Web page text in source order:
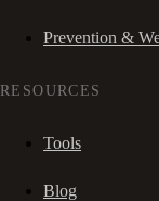
Prevention &
RESOURCES
Tools
Blog